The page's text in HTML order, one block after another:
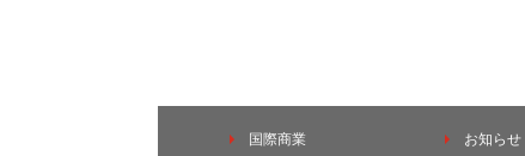
国際商業 お知らせ